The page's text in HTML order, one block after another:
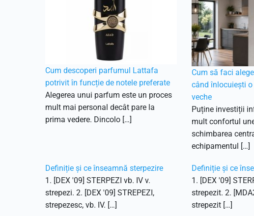
Cum descoperi parfumul Lattafa
potrivit în funcție de notele preferate
Alegerea unui parfum este un proces
mult mai personal decât pare la
prima vedere. Dincolo […]
Cum să faci
când înlocuiești
veche
Puține investiții
mult confortul
schimbarea
echipamentul […]
Definiție și ce înseamnă sterpezire
1. [DEX '09] STERPEZI vb. IV v.
strepezi. 2. [DEX '09] STREPEZI,
strepezesc, vb. IV. […]
Definiție și ce
1. [DEX '09]
strepezit. 2.
strepezit […]